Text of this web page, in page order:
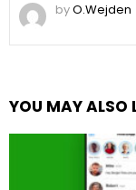
byO.Wejden
YOU MAY ALSO